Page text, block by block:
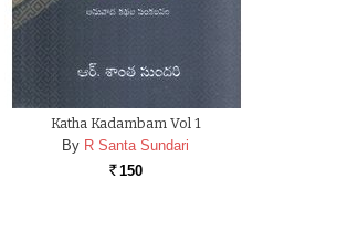
Katha Kadambam Vol 1
By R Santa Sundari
Rs. 150